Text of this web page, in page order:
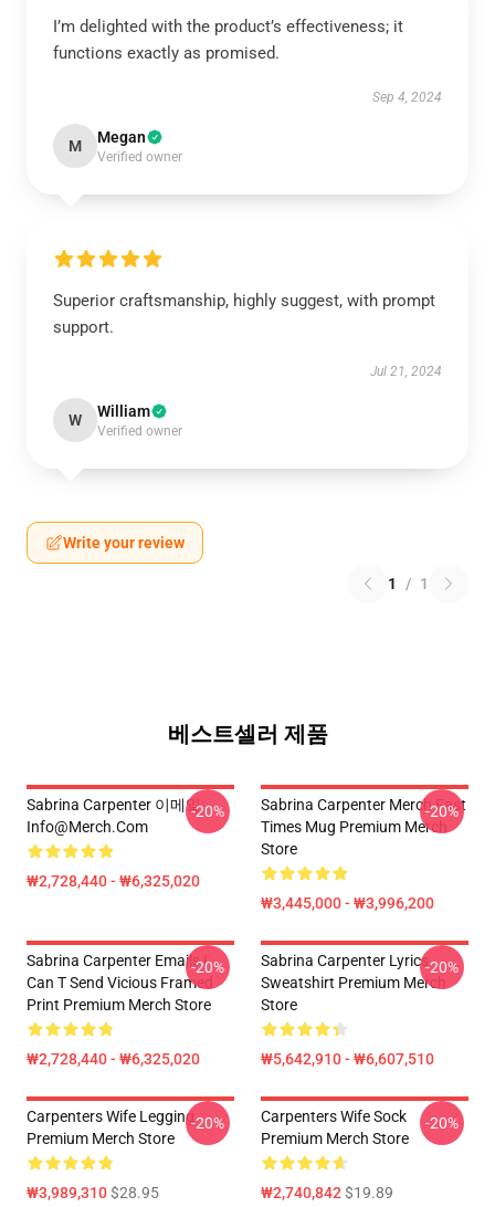
I’m delighted with the product’s effectiveness; it
functions exactly as promised.
Sep 4, 2024
M Megan
Verified owner
Superior craftsmanship, highly suggest, with prompt
support.
Jul 21, 2024
W William
Verified owner
Write your review
1 / 1
베스트셀러 제품
Sabrina Carpenter 이메일:
Info@merch.com
₩2,728,440 - ₩6,325,020
-20%
Sabrina Carpenter Merch Fast
Times Mug Premium Merch
Store
₩3,445,000 - ₩3,996,200
-20%
Sabrina Carpenter Emails I
Can T Send Vicious Framed
Print Premium Merch Store
₩2,728,440 - ₩6,325,020
-20%
Sabrina Carpenter Lyrics
Sweatshirt Premium Merch
Store
₩5,642,910 - ₩6,607,510
-20%
Carpenters Wife Legging
Premium Merch Store
₩3,989,310$28.95
-20%
Carpenters Wife Sock
Premium Merch Store
₩2,740,842$19.89
-20%